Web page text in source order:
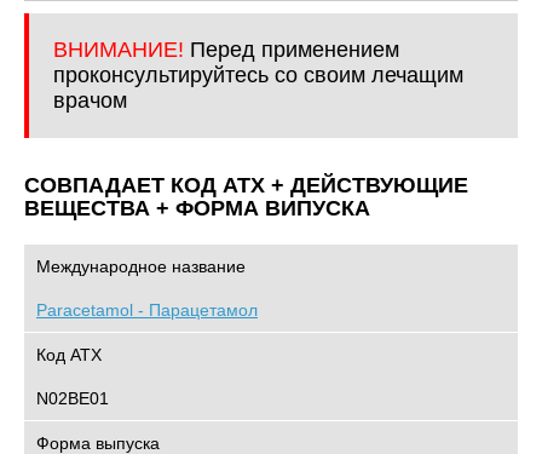
ВНИМАНИЕ! Перед применением
проконсультируйтесь со своим лечащим
врачом
СОВПАДАЕТ КОД ATХ + ДЕЙСТВУЮЩИЕ
ВЕЩЕСТВА + ФОРМА ВИПУСКА
Международное название
Paracetamol - Парацетамол
Код АТХ
N02BE01
Форма выпуска